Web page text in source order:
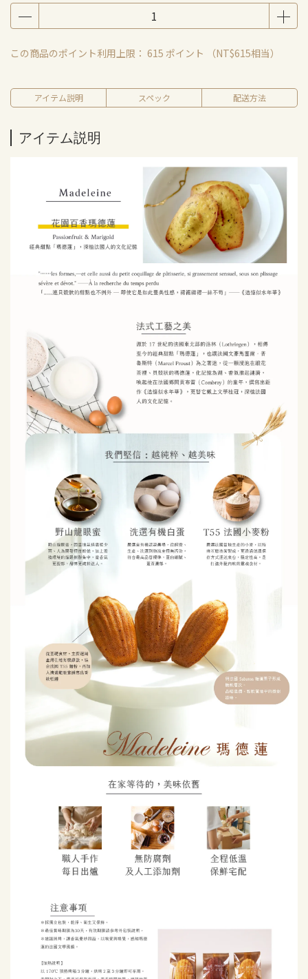
この商品のポイント利用上限： 615 ポイント （NT$615相当）
アイテム説明 スペック 配送方法
アイテム説明